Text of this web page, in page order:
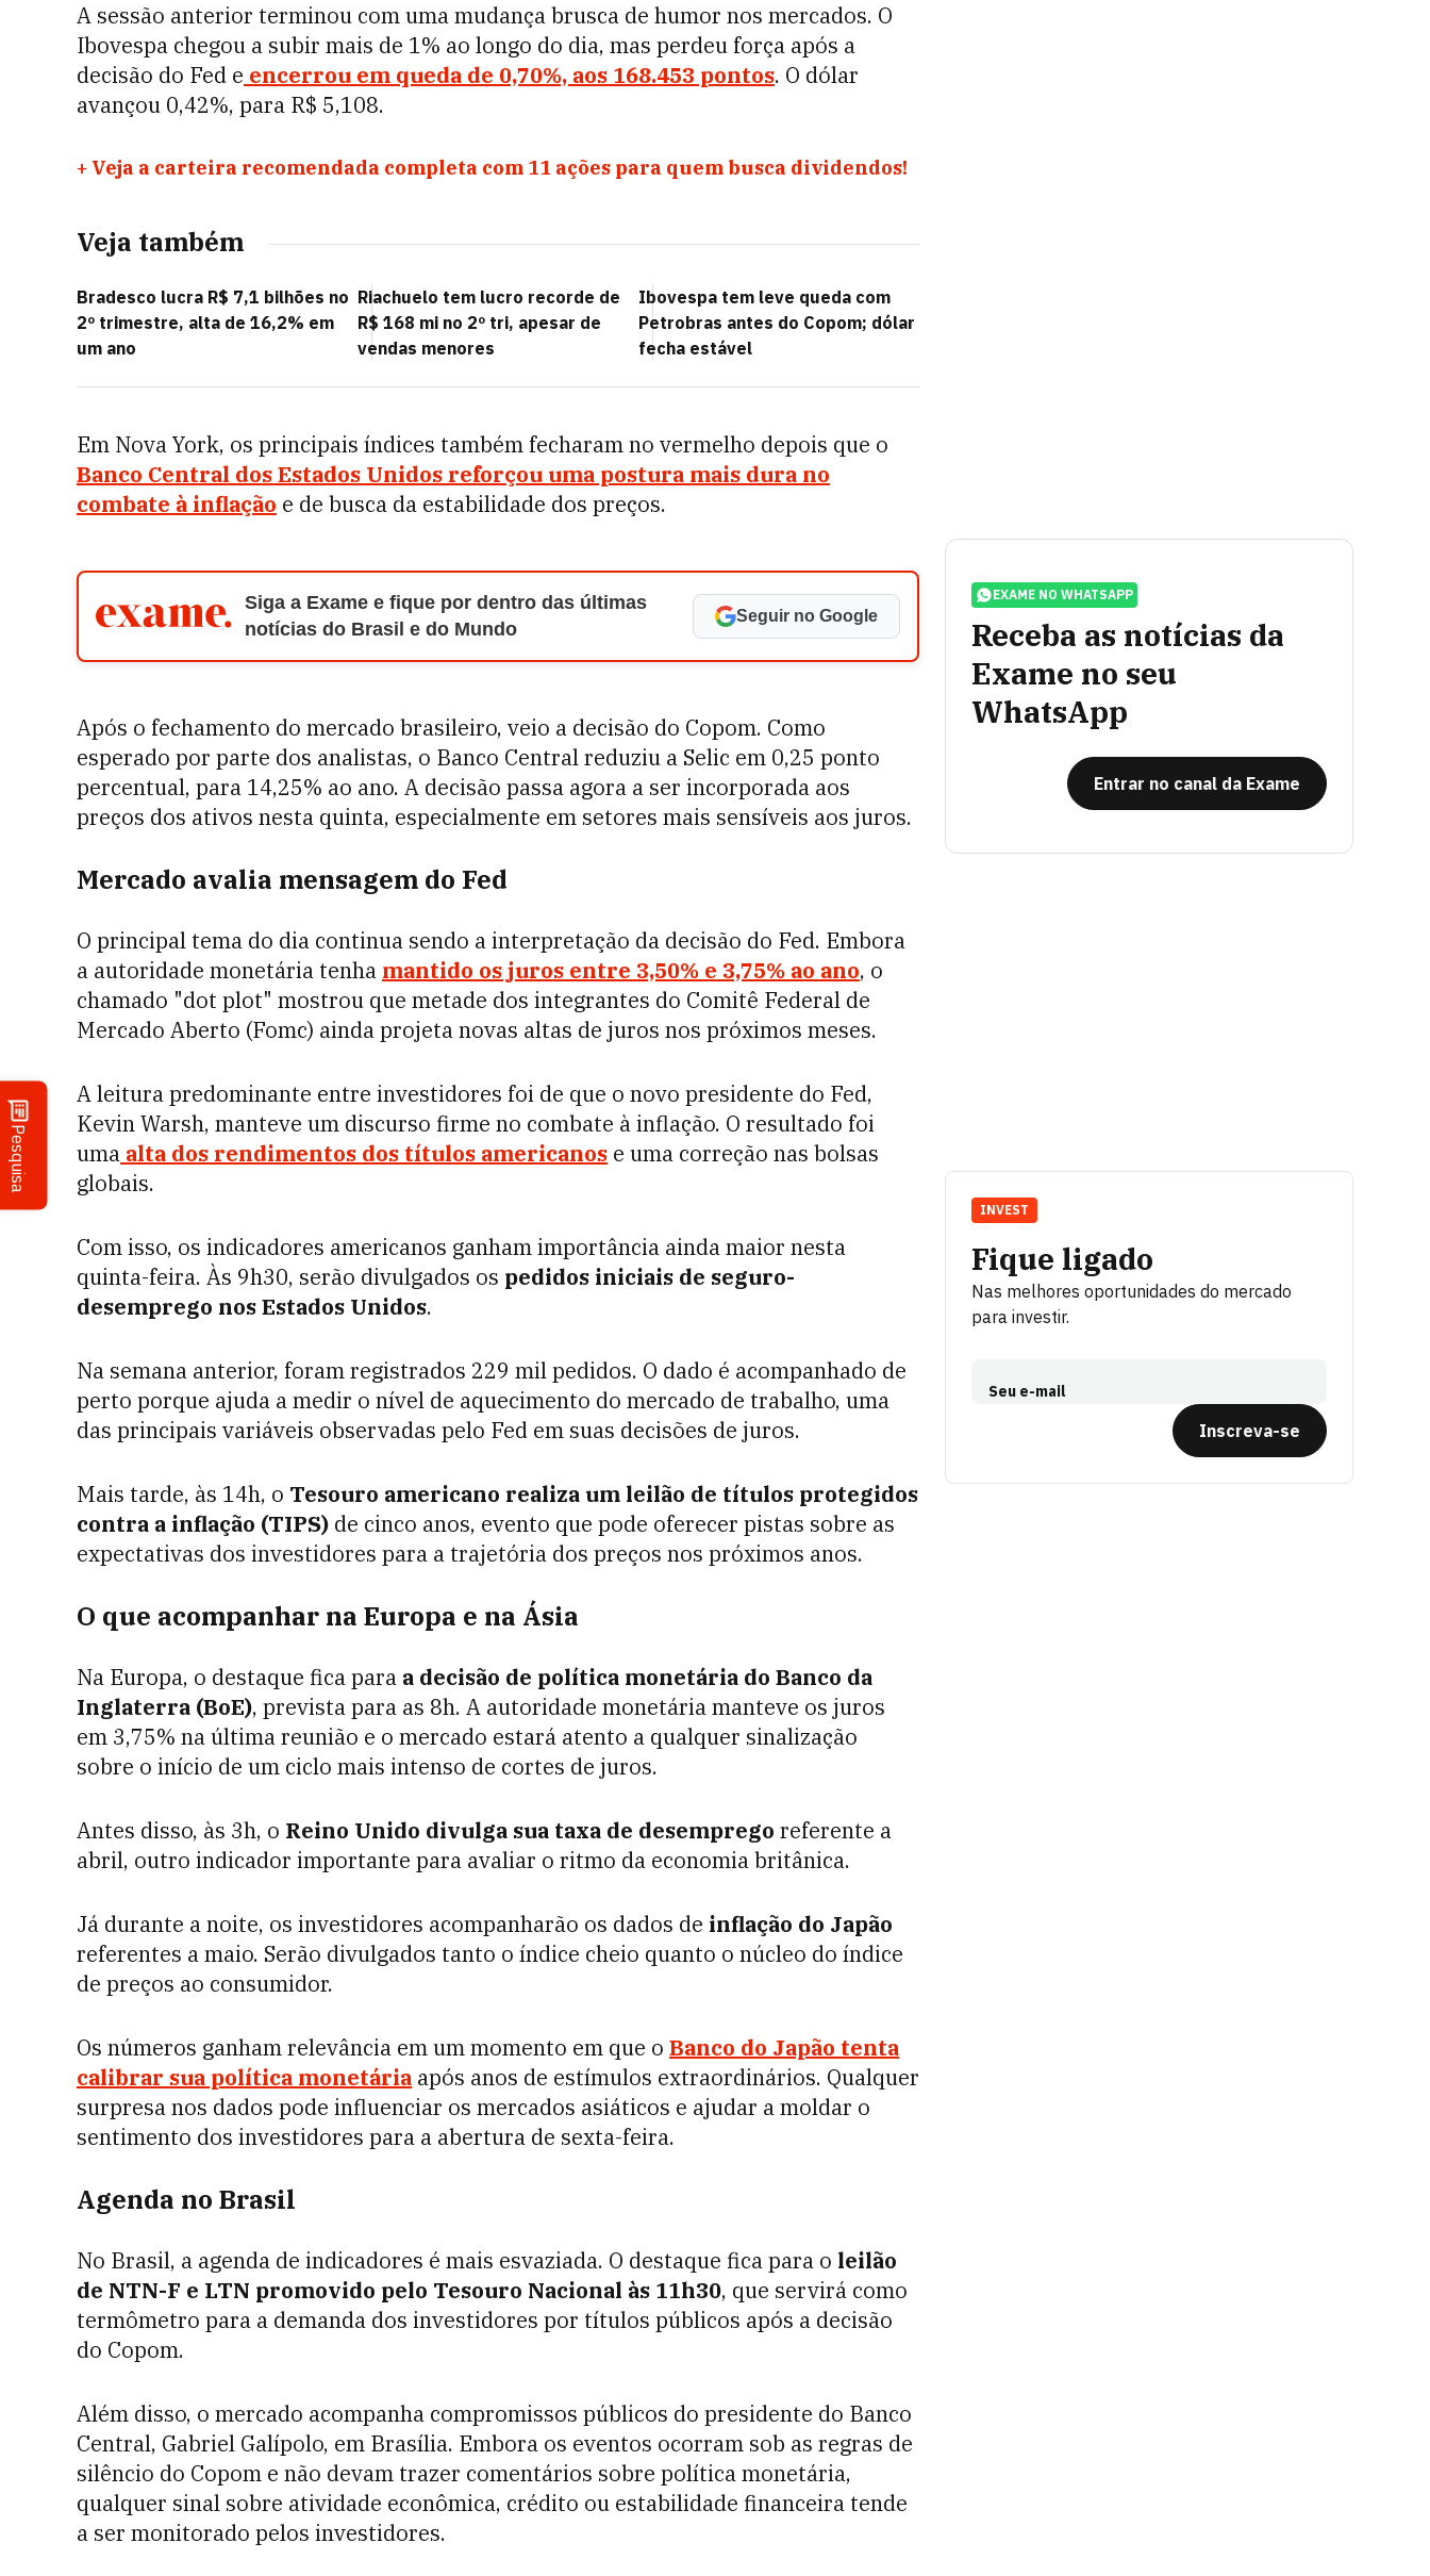
Pesquisa
A sessão anterior terminou com uma mudança brusca de humor nos mercados. O
Ibovespa chegou a subir mais de 1% ao longo do dia, mas perdeu força após a
decisão do Fed e encerrou em queda de 0,70%, aos 168.453 pontos. O dólar
avançou 0,42%, para R$ 5,108.
+ Veja a carteira recomendada completa com 11 ações para quem busca dividendos!
Veja também
Bradesco lucra R$ 7,1 bilhões no
2º trimestre, alta de 16,2% em
um ano
Riachuelo tem lucro recorde de
R$ 168 mi no 2º tri, apesar de
vendas menores
Ibovespa tem leve queda com
Petrobras antes do Copom; dólar
fecha estável
Em Nova York, os principais índices também fecharam no vermelho depois que o
Banco Central dos Estados Unidos reforçou uma postura mais dura no
combate à inflação e de busca da estabilidade dos preços.
Siga a Exame e fique por dentro das últimas
notícias do Brasil e do Mundo
Seguir no Google
Após o fechamento do mercado brasileiro, veio a decisão do Copom. Como
esperado por parte dos analistas, o Banco Central reduziu a Selic em 0,25 ponto
percentual, para 14,25% ao ano. A decisão passa agora a ser incorporada aos
preços dos ativos nesta quinta, especialmente em setores mais sensíveis aos juros.
Mercado avalia mensagem do Fed
O principal tema do dia continua sendo a interpretação da decisão do Fed. Embora
a autoridade monetária tenha mantido os juros entre 3,50% e 3,75% ao ano, o
chamado "dot plot" mostrou que metade dos integrantes do Comitê Federal de
Mercado Aberto (Fomc) ainda projeta novas altas de juros nos próximos meses.
A leitura predominante entre investidores foi de que o novo presidente do Fed,
Kevin Warsh, manteve um discurso firme no combate à inflação. O resultado foi
uma alta dos rendimentos dos títulos americanos e uma correção nas bolsas
globais.
Com isso, os indicadores americanos ganham importância ainda maior nesta
quinta-feira. Às 9h30, serão divulgados os pedidos iniciais de seguro-
desemprego nos Estados Unidos.
Na semana anterior, foram registrados 229 mil pedidos. O dado é acompanhado de
perto porque ajuda a medir o nível de aquecimento do mercado de trabalho, uma
das principais variáveis observadas pelo Fed em suas decisões de juros.
Mais tarde, às 14h, o Tesouro americano realiza um leilão de títulos protegidos
contra a inflação (TIPS) de cinco anos, evento que pode oferecer pistas sobre as
expectativas dos investidores para a trajetória dos preços nos próximos anos.
O que acompanhar na Europa e na Ásia
Na Europa, o destaque fica para a decisão de política monetária do Banco da
Inglaterra (BoE), prevista para as 8h. A autoridade monetária manteve os juros
em 3,75% na última reunião e o mercado estará atento a qualquer sinalização
sobre o início de um ciclo mais intenso de cortes de juros.
Antes disso, às 3h, o Reino Unido divulga sua taxa de desemprego referente a
abril, outro indicador importante para avaliar o ritmo da economia britânica.
Já durante a noite, os investidores acompanharão os dados de inflação do Japão
referentes a maio. Serão divulgados tanto o índice cheio quanto o núcleo do índice
de preços ao consumidor.
Os números ganham relevância em um momento em que o Banco do Japão tenta
calibrar sua política monetária após anos de estímulos extraordinários. Qualquer
surpresa nos dados pode influenciar os mercados asiáticos e ajudar a moldar o
sentimento dos investidores para a abertura de sexta-feira.
Agenda no Brasil
No Brasil, a agenda de indicadores é mais esvaziada. O destaque fica para o leilão
de NTN-F e LTN promovido pelo Tesouro Nacional às 11h30, que servirá como
termômetro para a demanda dos investidores por títulos públicos após a decisão
do Copom.
Além disso, o mercado acompanha compromissos públicos do presidente do Banco
Central, Gabriel Galípolo, em Brasília. Embora os eventos ocorram sob as regras de
silêncio do Copom e não devam trazer comentários sobre política monetária,
qualquer sinal sobre atividade econômica, crédito ou estabilidade financeira tende
a ser monitorado pelos investidores.
EXAME NO WHATSAPP
Receba as notícias da
Exame no seu
WhatsApp
Entrar no canal da Exame
Fique ligado
Nas melhores oportunidades do mercado
para investir.
Seu e-mail
Inscreva-se
INVEST